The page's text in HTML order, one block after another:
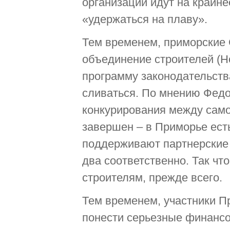
«удержаться на плаву».
Тем временем,
объединение строителей
программу
сливаться. По мнению
конкурирования между
завершен – в Приморье
поддерживают
два соответственно. Так
строителям, прежде всего.
Тем временем, участники
понести серьезные